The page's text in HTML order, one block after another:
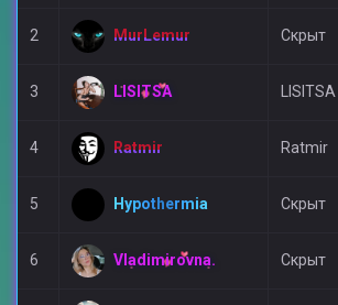
2 MurLemur Скрыт
3 LISITSA LISITSA
4 Ratmir Ratmir
5 Hypothermia Скрыт
6 Vladimirovna. Скрыт